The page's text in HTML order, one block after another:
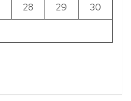
28 29
30